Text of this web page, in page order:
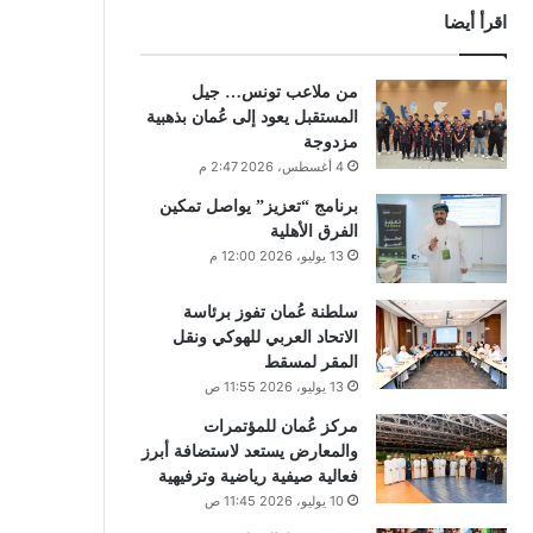
اقرأ أيضا
من ملاعب تونس… جيل
المستقبل يعود إلى عُمان بذهبية
مزدوجة
4 أغسطس، 2026 2:47 م
برنامج “تعزيز” يواصل تمكين
الفرق الأهلية
13 يوليو، 2026 12:00 م
سلطنة عُمان تفوز برئاسة
الاتحاد العربي للهوكي ونقل
المقر لمسقط
13 يوليو، 2026 11:55 ص
مركز عُمان للمؤتمرات
والمعارض يستعد لاستضافة أبرز
فعالية صيفية رياضية وترفيهية
10 يوليو، 2026 11:45 ص